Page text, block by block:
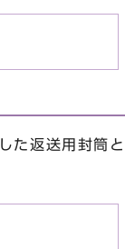
た返送用封筒と